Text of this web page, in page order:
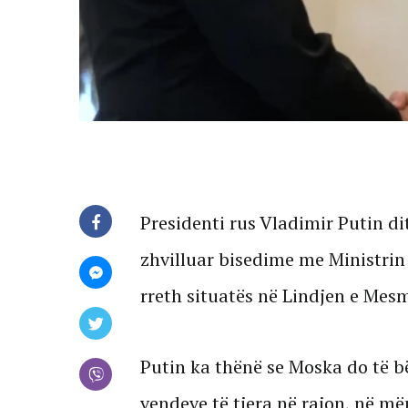
Presidenti rus Vladimir Putin
zhvilluar bisedime me
rreth situatës në Lindjen e
Putin ka thënë se Moska do të
vendeve të tjera në rajon, në